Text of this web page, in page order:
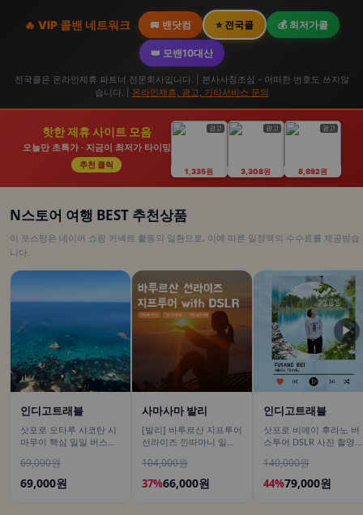
🔥 VIP 콜밴 네트워크 🚐 밴닷컴 ⭐ 전국콜 💰 최저가콜
👑 모밴10대산
전국콜은 온라인제휴 파트너 전문회사입니다. | 본사사칭조심 - 어떠한 번호도 쓰지않
습니다. |
온라인제휴, 광고, 기타서비스 문의
핫한 제휴 사이트 모음
오늘만 초특가 · 지금이 최저가 타이밍
추천 클릭
광고
1,335원
광고
3,308원
광고
8,892원
N스토어 여행 BEST 추천상품
이 포스팅은 네이버 쇼핑 커넥트 활동의 일환으로, 이에 따른 일정액의 수수료를 제공받습
니다.
인디고트래블
삿포로 오타루 샤코탄 시
마무이 핵심 일일 버스투
69,000원
69,000원
사마사마 발리
[발리] 바투르산 지프투어
선라이즈 낀따마니 일출
택시투어
104,000원
37%66,000원
인디고트래블
삿포로 비에이 후라노 버
스투어 DSLR 사진 촬영
140,000원
44%79,000원
▶